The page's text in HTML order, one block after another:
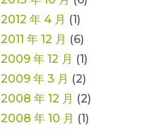
2012 年 4 月 (1)
2011 年 12 月 (6)
2009 年 12 月 (1)
2009 年 3 月 (2)
2008 年 12 月 (2)
2008 年 10 月 (1)